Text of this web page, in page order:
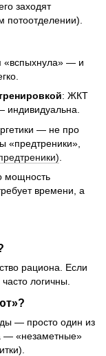
заходят
потоотделении).
«вспыхнула» — и
: ЖКТ
индивидуальна.
— не про
«предтреники»,
мощность
времени, а
рациона. Если
логичны.
— просто один из
— «незаметные»